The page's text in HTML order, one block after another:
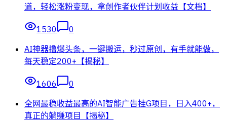
道，轻松涨粉变现，拿创作者伙伴计划收益【文档】
1530
0
AI神器撸爆头条，一键搬运，秒过原创，有手就能做，
每天稳定200+【揭秘】
1606
0
全网最稳收益最高的AI智能广告挂G项目，日入400+，
真正的躺賺项目【揭秘】